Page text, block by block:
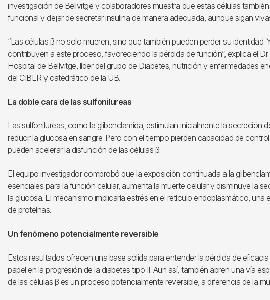
investigación de Bellvitge y colaboradores muestra que estas células
funcional y dejar de secretar insulina de manera adecuada, aunque sigan
“Las células β no solo mueren, sino que también pueden perder su identidad.
contribuyen a este proceso, favoreciendo la pérdida de función”, explica el
Hospital de Bellvitge, líder del grupo de Diabetes, nutrición y enfermedades
del CIBER y catedrático de la UB.
La doble cara de las sulfonilureas
Las sulfonilureas, como la glibenclamida, estimulan inicialmente la secreción
reducir la glucosa en sangre. Pero con el tiempo pierden capacidad de
pueden acelerar la disfunción de las células β.
El equipo investigador comprobó que la exposición continuada a la
esenciales para la función celular, aumenta la muerte celular y disminuye la
la glucosa. El mecanismo implicaría estrés en el retículo endoplasmático,
de proteínas.
Un fenómeno potencialmente reversible
Estos resultados ofrecen una base sólida para entender la pérdida de
papel en la progresión de la diabetes tipo II. Aun así, también abren una vía
de las células β es un proceso potencialmente reversible, a diferencia de la